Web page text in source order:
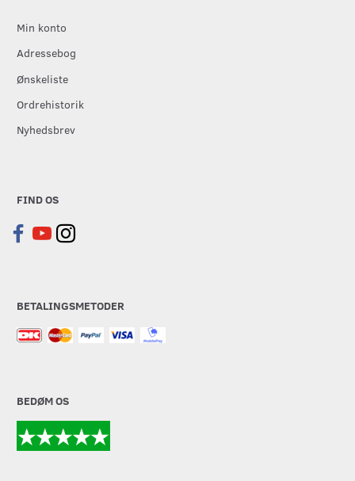
Min konto
Adressebog
Ønskeliste
Ordrehistorik
Nyhedsbrev
FIND OS
BETALINGSMETODER
BEDØM OS